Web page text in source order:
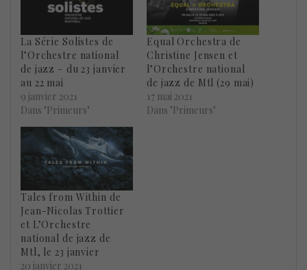
La Série Solistes de
l’Orchestre national
de jazz – du 23 janvier
au 22 mai
9 janvier 2021
Dans "Primeurs"
Equal Orchestra de
Christine Jensen et
l’Orchestre national
de jazz de Mtl (29 mai)
17 mai 2021
Dans "Primeurs"
Tales from Within de
Jean-Nicolas Trottier
et L’Orchestre
national de jazz de
Mtl, le 23 janvier
20 janvier 2021